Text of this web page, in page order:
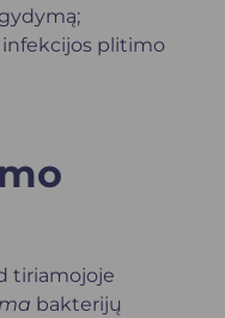
plitimo
tiriamojoje
bakterijų